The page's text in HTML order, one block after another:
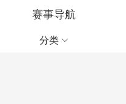
赛事导航
分类 